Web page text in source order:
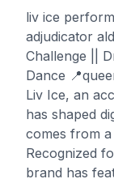
liv ice
adjudicator
Challenge ||
Dance
Liv Ice, an
has shaped
comes from
Recognized
brand has